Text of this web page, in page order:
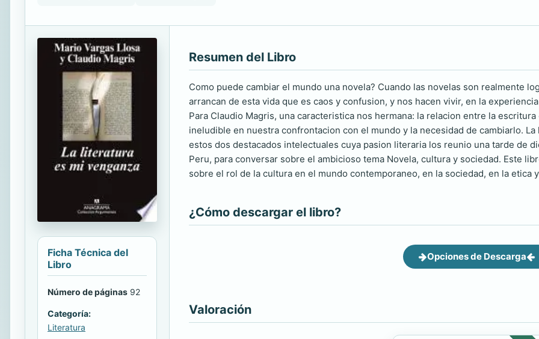
Ficha Técnica del
Libro
Número de páginas 92
Categoría:
Literatura
Resumen del Libro
Como puede cambiar el mundo una novela? Cuando las novelas son realmente
arrancan de esta vida que es caos y confusion, y nos hacen vivir, en la
Para Claudio Magris, una caracteristica nos hermana: la relacion entre la
ineludible en nuestra confrontacion con el mundo y la necesidad de cambiarlo.
estos dos destacados intelectuales cuya pasion literaria los reunio una tarde de
Peru, para conversar sobre el ambicioso tema Novela, cultura y sociedad. Este
sobre el rol de la cultura en el mundo contemporaneo, en la sociedad, en la etica
¿Cómo descargar el libro?
Opciones de Descarga
Valoración